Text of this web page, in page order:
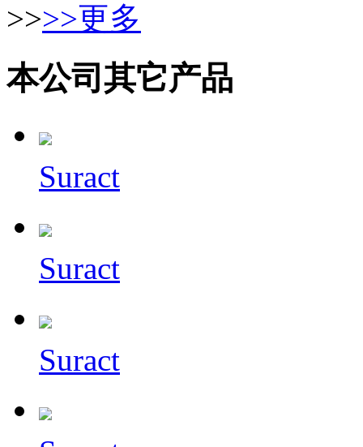
>>>>更多
本公司其它产品
Suract
Suract
Suract